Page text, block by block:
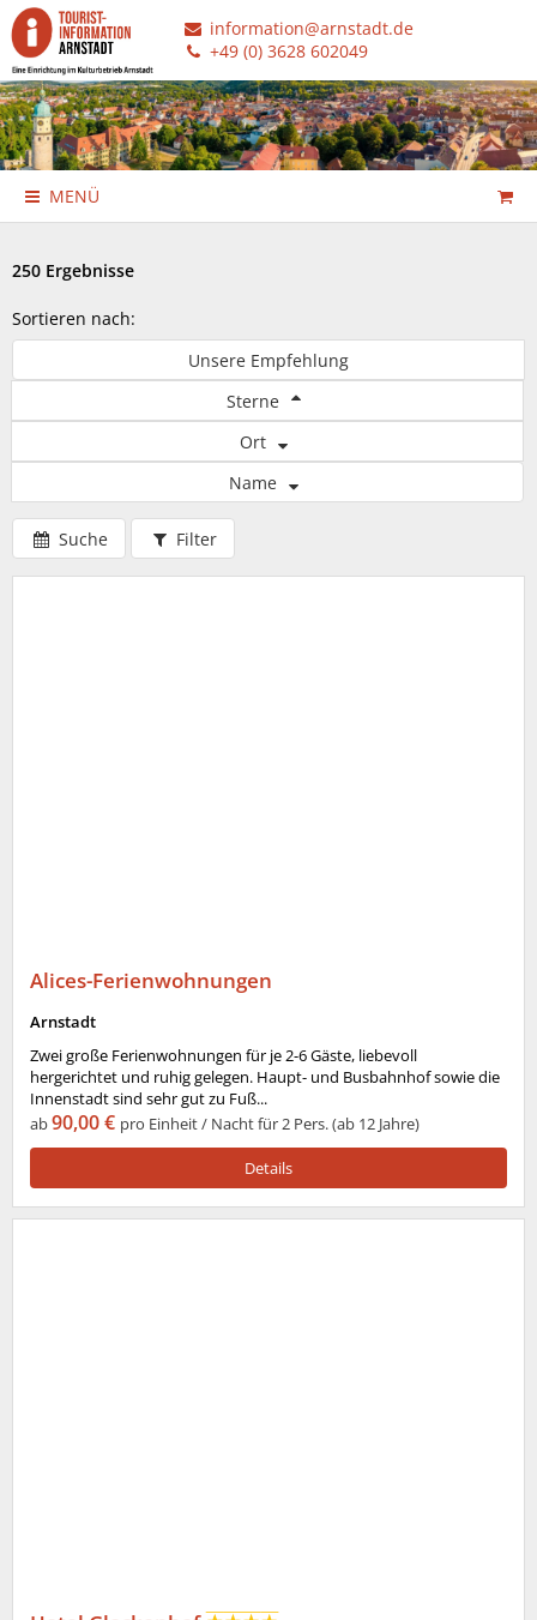
information@arnstadt.de
+49 (0) 3628 602049
MENÜ
250 Ergebnisse
Sortieren nach:
Unsere Empfehlung
Sterne
Ort
Name
Suche Filter
Alices-Ferienwohnungen
Arnstadt
Zwei große Ferienwohnungen für je 2-6 Gäste, liebevoll
hergerichtet und ruhig gelegen. Haupt- und Busbahnhof sowie die
Innenstadt sind sehr gut zu Fuß...
ab90,00 € pro Einheit / Nacht für 2 Pers. (ab 12 Jahre)
Details